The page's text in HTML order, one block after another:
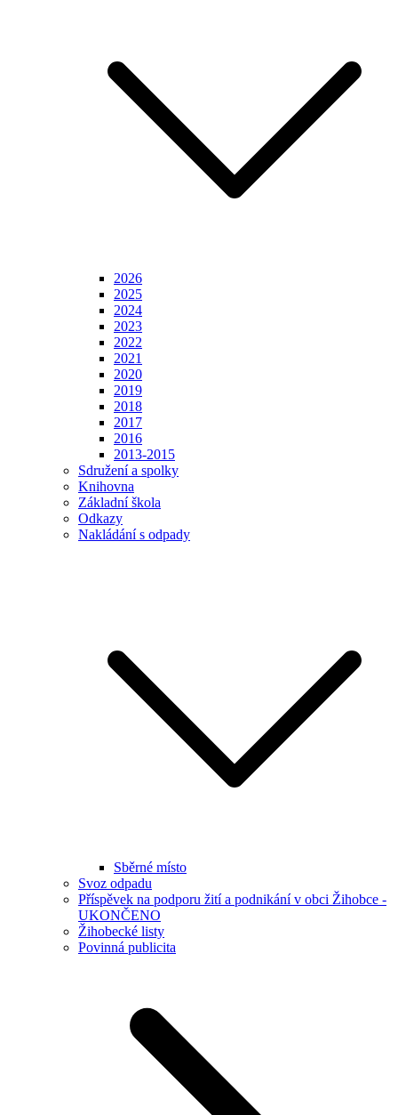
2026
2025
2024
2023
2022
2021
2020
2019
2018
2017
2016
2013-2015
Sdružení a spolky
Knihovna
Základní škola
Odkazy
Nakládání s odpady
Sběrné místo
Svoz odpadu
Příspěvek na podporu žití a podnikání v obci Žihobce -
UKONČENO
Žihobecké listy
Povinná publicita